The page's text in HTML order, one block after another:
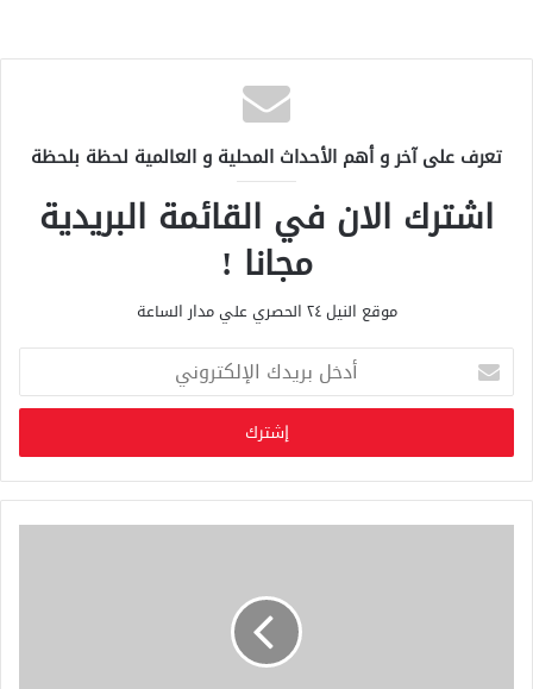
تعرف على آخر و أهم الأحداث المحلية و العالمية لحظة بلحظة
اشترك الان في القائمة البريدية
مجانا !
موقع النيل ٢٤ الحصري علي مدار الساعة
خ
ب
ر
ي
د